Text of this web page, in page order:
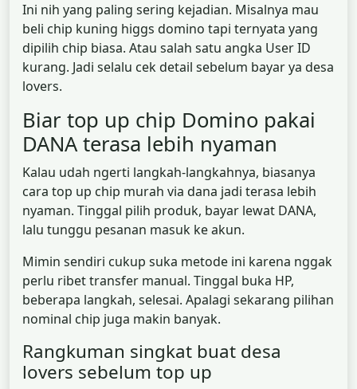
Ini nih yang paling sering kejadian. Misalnya mau
beli chip kuning higgs domino tapi ternyata yang
dipilih chip biasa. Atau salah satu angka User ID
kurang. Jadi selalu cek detail sebelum bayar ya desa
lovers.
Biar top up chip Domino pakai
DANA terasa lebih nyaman
Kalau udah ngerti langkah-langkahnya, biasanya
cara top up chip murah via dana jadi terasa lebih
nyaman. Tinggal pilih produk, bayar lewat DANA,
lalu tunggu pesanan masuk ke akun.
Mimin sendiri cukup suka metode ini karena nggak
perlu ribet transfer manual. Tinggal buka HP,
beberapa langkah, selesai. Apalagi sekarang pilihan
nominal chip juga makin banyak.
Rangkuman singkat buat desa
lovers sebelum top up